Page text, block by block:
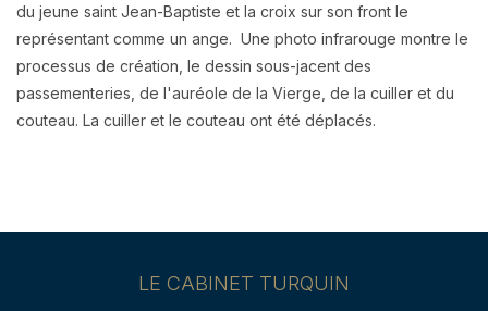
du jeune saint Jean-Baptiste et la croix sur son front le
représentant comme un ange. Une photo infrarouge montre le
processus de création, le dessin sous-jacent des
passementeries, de l'auréole de la Vierge, de la cuiller et du
couteau. La cuiller et le couteau ont été déplacés.
LE CABINET TURQUIN